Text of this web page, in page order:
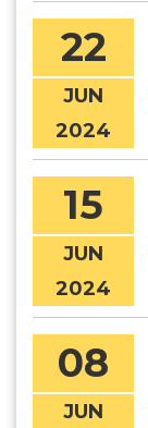
22
JUN
2024
15
JUN
2024
08
JUN